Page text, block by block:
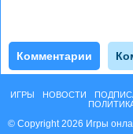
Комментарии
ИГРЫ НОВОСТИ
© Copyright 2026 Игры